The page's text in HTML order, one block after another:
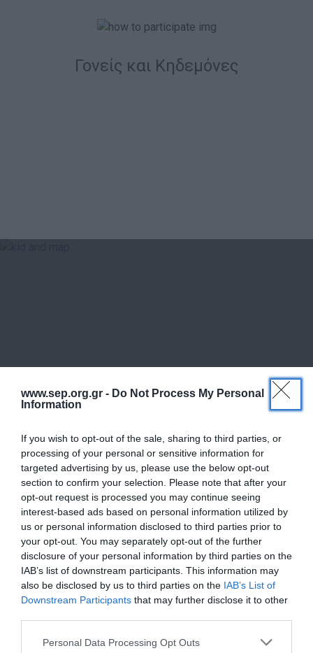
www.sep.org.gr - Do Not Process My Personal
Information
If you wish to opt-out of the sale, sharing to third parties, or
processing of your personal or sensitive information for
targeted advertising by us, please use the below opt-out
section to confirm your selection. Please note that after your
opt-out request is processed you may continue seeing
interest-based ads based on personal information utilized by
us or personal information disclosed to third parties prior to
your opt-out. You may separately opt-out of the further
disclosure of your personal information by third parties on the
IAB’s list of downstream participants. This information may
also be disclosed by us to third parties on the IAB’s List of
Downstream Participants that may further disclose it to other
Please note that this website/app uses one or more Google
Personal Data Processing Opt Outs
Γονείς και Κηδεμόνες
Βρείτε μας